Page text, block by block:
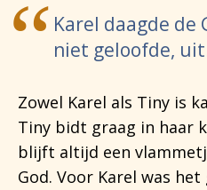
Karel daagde de
niet geloofde,
Zowel Karel als Tiny is
Tiny bidt graag in haar
blijft altijd een
God. Voor Karel was